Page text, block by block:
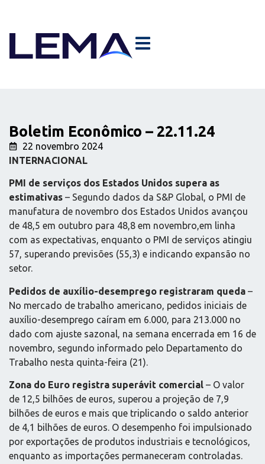
Boletim Econômico – 22.11.24
22 novembro 2024
INTERNACIONAL
PMI de serviços dos Estados Unidos supera as
estimativas – Segundo dados da S&P Global, o PMI de
manufatura de novembro dos Estados Unidos avançou
de 48,5 em outubro para 48,8 em novembro,em linha
com as expectativas, enquanto o PMI de serviços atingiu
57, superando previsões (55,3) e indicando expansão no
setor.
Pedidos de auxílio-desemprego registraram queda –
No mercado de trabalho americano, pedidos iniciais de
auxílio-desemprego caíram em 6.000, para 213.000 no
dado com ajuste sazonal, na semana encerrada em 16 de
novembro, segundo informado pelo Departamento do
Trabalho nesta quinta-feira (21).
Zona do Euro registra superávit comercial – O valor
de 12,5 bilhões de euros, superou a projeção de 7,9
bilhões de euros e mais que triplicando o saldo anterior
de 4,1 bilhões de euros. O desempenho foi impulsionado
por exportações de produtos industriais e tecnológicos,
enquanto as importações permaneceram controladas.